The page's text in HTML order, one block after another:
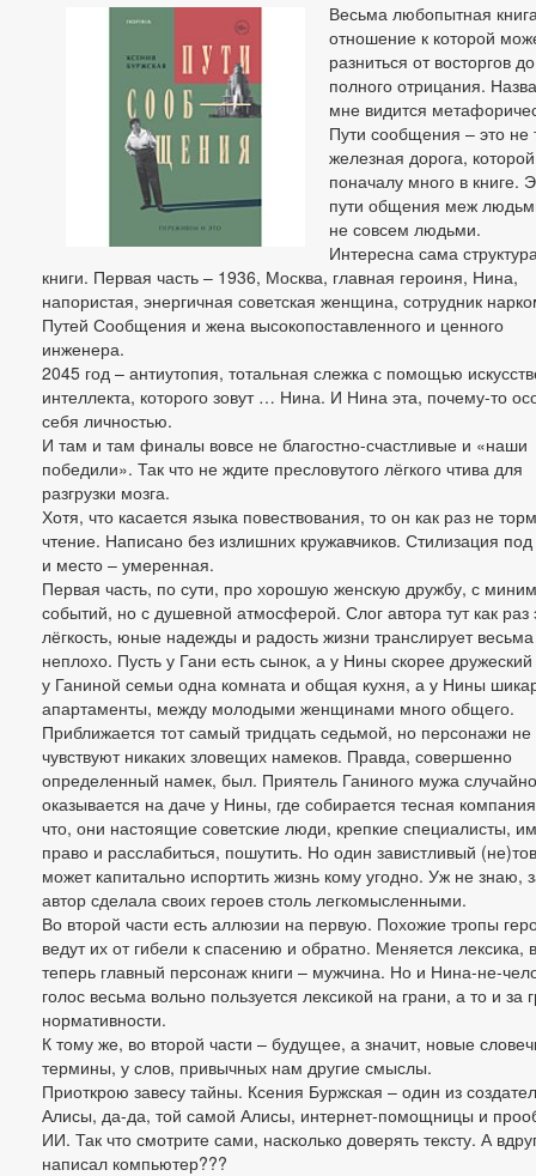
Весьма любопытная
отношение к которой
разниться от восторгов до
полного отрицания.
мне видится
Пути сообщения – это не
железная дорога, которой
поначалу много в книге.
пути общения меж
не совсем людьми.
Интересна сама
книги. Первая часть – 1936, Москва, главная героиня, Нина,
напористая, энергичная советская женщина, сотрудник
Путей Сообщения и жена высокопоставленного и ценного
инженера.
2045 год – антиутопия, тотальная слежка с помощью
интеллекта, которого зовут … Нина. И Нина эта, почему-то
себя личностью.
И там и там финалы вовсе не благостно-счастливые и «наши
победили». Так что не ждите пресловутого лёгкого чтива для
разгрузки мозга.
Хотя, что касается языка повествования, то он как раз не
чтение. Написано без излишних кружавчиков. Стилизация
и место – умеренная.
Первая часть, по сути, про хорошую женскую дружбу, с
событий, но с душевной атмосферой. Слог автора тут как раз
лёгкость, юные надежды и радость жизни транслирует весьма
неплохо. Пусть у Гани есть сынок, а у Нины скорее
у Ганиной семьи одна комната и общая кухня, а у Нины
апартаменты, между молодыми женщинами много общего.
Приближается тот самый тридцать седьмой, но персонажи не
чувствуют никаких зловещих намеков. Правда, совершенно
определенный намек, был. Приятель Ганиного мужа случайно
оказывается на даче у Нины, где собирается тесная
что, они настоящие советские люди, крепкие специалисты,
право и расслабиться, пошутить. Но один завистливый
может капитально испортить жизнь кому угодно. Уж не знаю,
автор сделала своих героев столь легкомысленными.
Во второй части есть аллюзии на первую. Похожие тропы
ведут их от гибели к спасению и обратно. Меняется лексика,
теперь главный персонаж книги – мужчина. Но и Нина-не-
голос весьма вольно пользуется лексикой на грани, а то и за
нормативности.
К тому же, во второй части – будущее, а значит, новые
термины, у слов, привычных нам другие смыслы.
Приоткрою завесу тайны. Ксения Буржская – один из
Алисы, да-да, той самой Алисы, интернет-помощницы и
ИИ. Так что смотрите сами, насколько доверять тексту. А
написал компьютер???